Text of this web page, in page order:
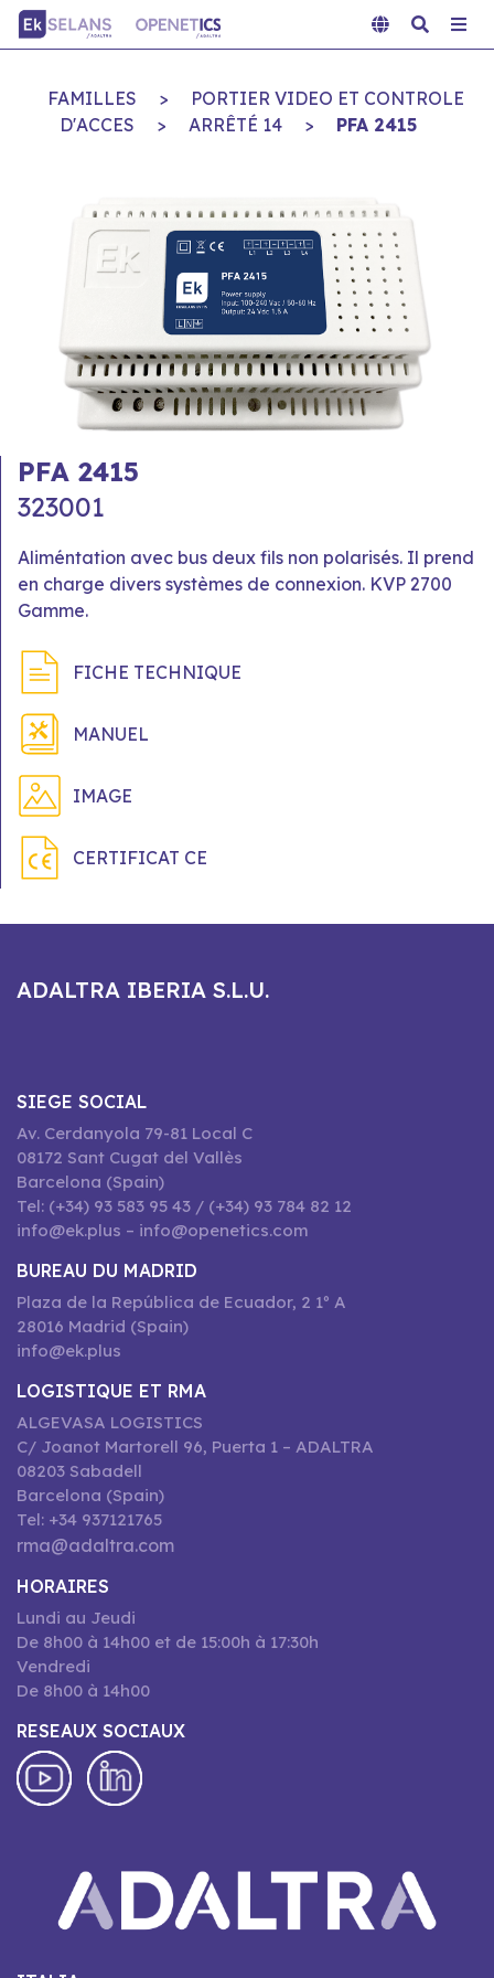
FAMILLES >
PORTIER VIDEO ET CONTROLE
D'ACCES
> ARRÊTÉ 14 > PFA 2415
PFA 2415
323001
Aliméntation avec bus deux fils non polarisés. Il prend
en charge divers systèmes de connexion. KVP 2700
Gamme.
FICHE TECHNIQUE
MANUEL
IMAGE
CERTIFICAT CE
ADALTRA IBERIA S.L.U.
SIEGE SOCIAL
Av. Cerdanyola 79-81 Local C
08172 Sant Cugat del Vallès
Barcelona (Spain)
Tel: (+34) 93 583 95 43 / (+34) 93 784 82 12
info@ek.plus – info@openetics.com
BUREAU DU MADRID
Plaza de la República de Ecuador, 2 1º A
28016 Madrid (Spain)
info@ek.plus
LOGISTIQUE ET RMA
ALGEVASA LOGISTICS
C/ Joanot Martorell 96, Puerta 1 – ADALTRA
08203 Sabadell
Barcelona (Spain)
Tel: +34 937121765
rma@adaltra.com
HORAIRES
Lundi au Jeudi
De 8h00 à 14h00 et de 15:00h à 17:30h
Vendredi
De 8h00 à 14h00
RESEAUX SOCIAUX